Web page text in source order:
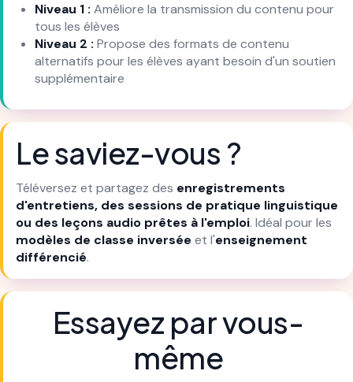
Niveau 1 : Améliore la transmission du contenu pour
tous les élèves
Niveau 2 : Propose des formats de contenu
alternatifs pour les élèves ayant besoin d'un soutien
supplémentaire
Le saviez-vous ?
Téléversez et partagez des enregistrements
d'entretiens, des sessions de pratique linguistique
ou des leçons audio prêtes à l'emploi. Idéal pour les
modèles de classe inversée et l'enseignement
différencié.
Essayez par vous-
même